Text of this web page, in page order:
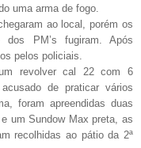
uma arma de fogo.
ao local, porém os
dos PM’s fugiram. Após
pelos policiais.
revolver cal 22 com 6
de praticar vários
foram apreendidas duas
um Sundow Max preta, as
recolhidas ao pátio da 2ª